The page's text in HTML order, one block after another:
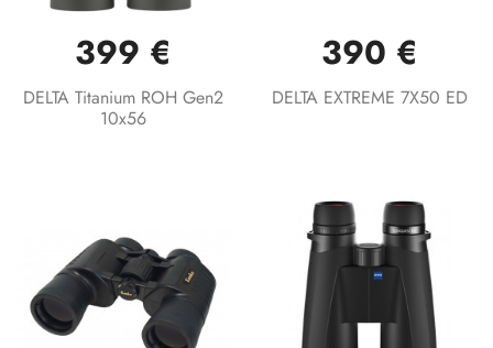
399 €
DELTA Titanium ROH Gen2
10x56
390 €
DELTA EXTREME 7X50 ED